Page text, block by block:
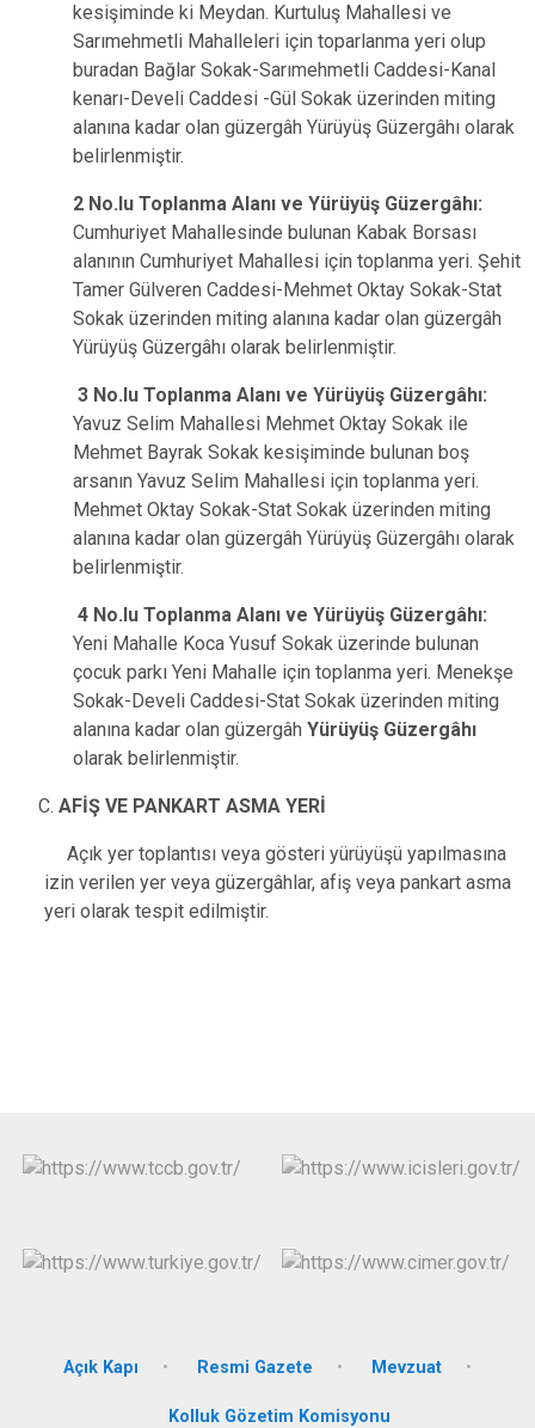
kesişiminde ki Meydan. Kurtuluş Mahallesi ve
Sarımehmetli Mahalleleri için toparlanma yeri olup
buradan Bağlar Sokak-Sarımehmetli Caddesi-Kanal
kenarı-Develi Caddesi -Gül Sokak üzerinden miting
alanına kadar olan güzergâh Yürüyüş Güzergâhı olarak
belirlenmiştir.
2 No.Iu Toplanma Alanı ve Yürüyüş Güzergâhı:
Cumhuriyet Mahallesinde bulunan Kabak Borsası
alanının Cumhuriyet Mahallesi için toplanma yeri. Şehit
Tamer Gülveren Caddesi-Mehmet Oktay Sokak-Stat
Sokak üzerinden miting alanına kadar olan güzergâh
Yürüyüş Güzergâhı olarak belirlenmiştir.
3 No.Iu Toplanma Alanı ve Yürüyüş Güzergâhı:
Yavuz Selim Mahallesi Mehmet Oktay Sokak ile
Mehmet Bayrak Sokak kesişiminde bulunan boş
arsanın Yavuz Selim Mahallesi için toplanma yeri.
Mehmet Oktay Sokak-Stat Sokak üzerinden miting
alanına kadar olan güzergâh Yürüyüş Güzergâhı olarak
belirlenmiştir.
4 No.Iu Toplanma Alanı ve Yürüyüş Güzergâhı:
Yeni Mahalle Koca Yusuf Sokak üzerinde bulunan
çocuk parkı Yeni Mahalle için toplanma yeri. Menekşe
Sokak-Develi Caddesi-Stat Sokak üzerinden miting
alanına kadar olan güzergâh Yürüyüş Güzergâhı
olarak belirlenmiştir.
AFİŞ VE PANKART ASMA YERİ
Açık yer toplantısı veya gösteri yürüyüşü yapılmasına
izin verilen yer veya güzergâhlar, afiş veya pankart asma
yeri olarak tespit edilmiştir.
Açık Kapı Resmi Gazete Mevzuat
Kolluk Gözetim Komisyonu